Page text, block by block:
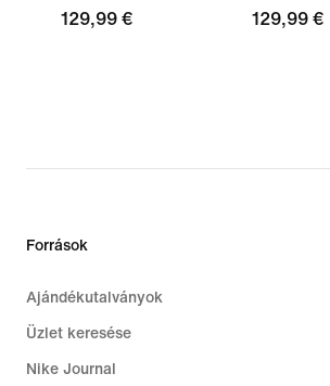
129,99 €
129,99 €
Források
Ajándékutalványok
Üzlet keresése
Nike Journal